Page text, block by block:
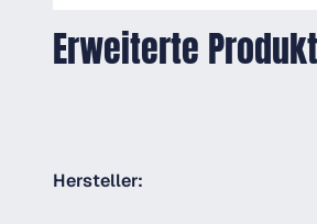
Erweiterte
Hersteller: